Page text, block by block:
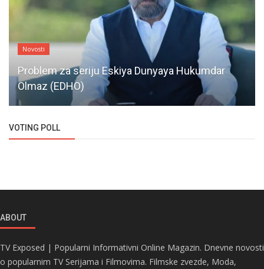
Novosti
Problem za seriju Eskiya Dunyaya Hukumdar
Olmaz (EDHO)
VOTING POLL
ABOUT
TV Exposed | Popularni Informativni Online Magazin. Dnevne novosti
o popularnim TV Serijama i Filmovima. Filmske zvezde, Moda,